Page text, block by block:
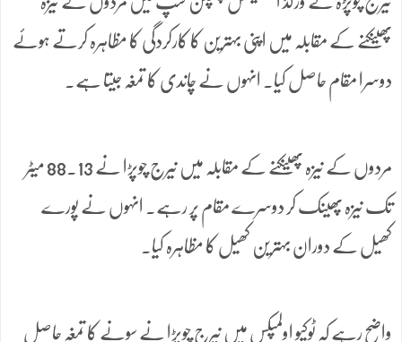
پھینکنے کے مقابلہ میں اپنی بہترین کا کارکردگی کا مظاہرہ کرتے ہوئے
دوسرا مقام حاصل کیا۔ انہوں نے چاندی کا تمغہ جیتا ہے۔
مردوں کے نیزہ پھینکنے کے مقابلہ میں نیرج چوپڑا نے 88.13 میٹر
تک نیزہ پھینک کر دوسرے مقام پر رہے۔ انہوں نے پورے
کھیل کے دوران بہترین کھیل کا مظاہرہ کیا۔
واضح رہے کہ ٹوکیو اولمپکس میں نیرج چوپڑا نے سونے کا تمغہ حاصل